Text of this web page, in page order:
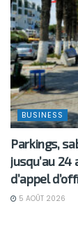
BUSINESS
Parkings,
jusqu’au
d’appel
5 AOÛT 2026